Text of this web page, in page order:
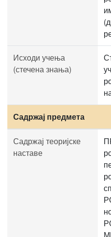
Исходи учења
(стечена знања)
Садржај предмета
Садржај теоријске
наставе